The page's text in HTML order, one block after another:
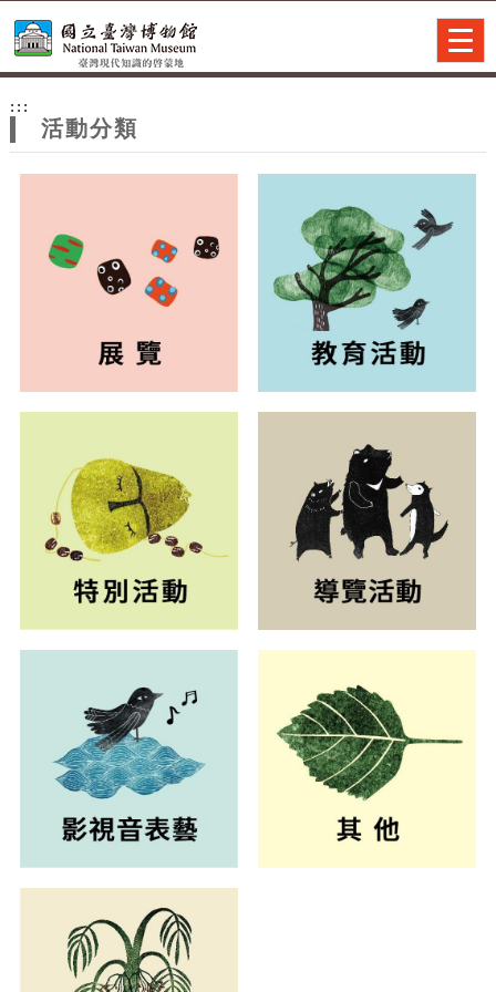
網
站
主
:::
活動分類